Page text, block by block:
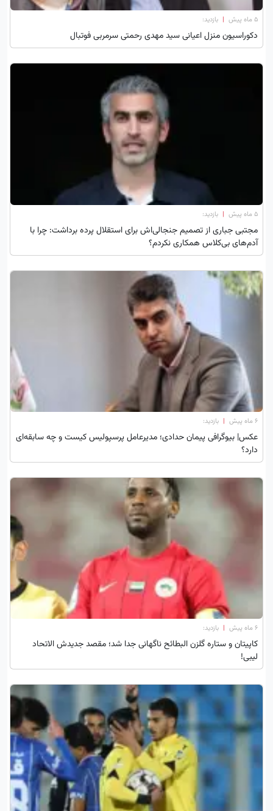
۵ ماه پیش | بازدید:
دکوراسیون منزل اعیانی سید مهدی رحمتی سرمربی فوتبال
۵ ماه پیش | بازدید:
مجتبی جباری از تصمیم جنجالی‌اش برای استقلال پرده برداشت: چرا با
آدم‌های بی‌کلاس همکاری نکردم؟
۶ ماه پیش | بازدید:
عکس| بیوگرافی پیمان حدادی؛ مدیرعامل پرسپولیس کیست و چه سابقه‌ای
دارد؟
۶ ماه پیش | بازدید:
کاپیتان و ستاره گلزن البطائح ناگهانی جدا شد؛ مقصد جدیدش الاتحاد
لیبی!